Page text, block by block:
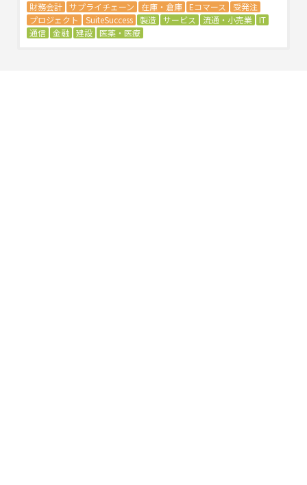
財務会計 サプライチェーン 在庫・倉庫 Eコマース
受発注
プロジェクト
SuiteSuccess 製造 サービス 流通・小売業
IT
通信 金融 建設 医薬・医療